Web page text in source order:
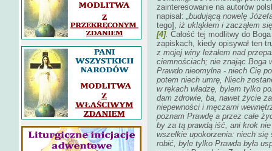
zainteresowanie na autorów
napisał: „budującą nowelę
tego], iż ukląkłem i zacząłem
[4]. Całość tej modlitwy do Boga
zapiskach, kiedy opisywał ten
z mojej winy leżałem nad
ciemnościach; nie znając Boga
Prawdo nieomylna - niech Cię
potem niech umrę, Niech
w rękach władzę, bylem tylko
dam zdrowie, ba, nawet życie
niepewności i męczarni
poznam Prawdę a przez całe
by za tą prawdą iść, ani krok
wszelkie upokorzenia: niech
robić, byle tylko Prawda była